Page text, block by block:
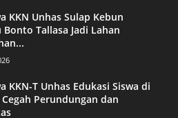
KKN Unhas Sulap Kebun
Bonto Tallasa Jadi Lahan
KKN-T Unhas Edukasi Siswa di
Perundungan dan